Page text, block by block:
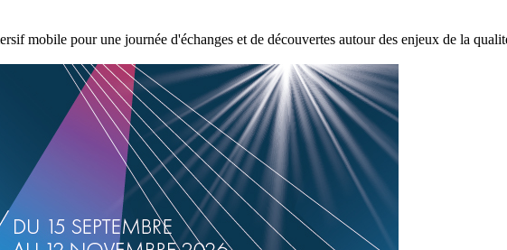
mobile pour une journée d'échanges et de découvertes autour des enjeux de la